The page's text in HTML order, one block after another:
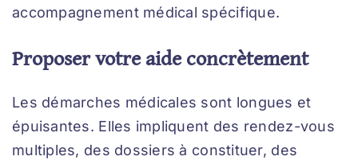
accompagnement médical spécifique.
Proposer votre aide concrètement
Les démarches médicales sont longues et
épuisantes. Elles impliquent des rendez-vous
multiples, des dossiers à constituer, des